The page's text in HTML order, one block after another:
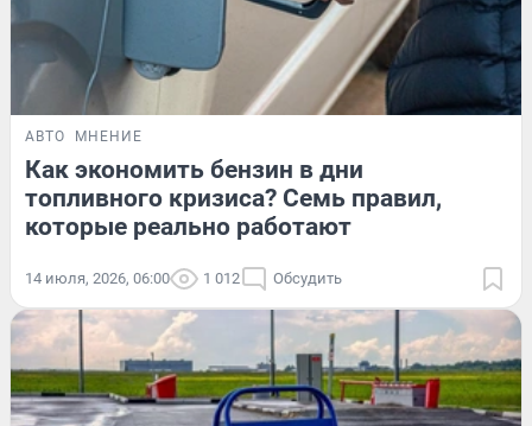
АВТО МНЕНИЕ
Как экономить бензин в дни
топливного кризиса? Семь правил,
которые реально работают
14 июля, 2026, 06:00 1 012 Обсудить